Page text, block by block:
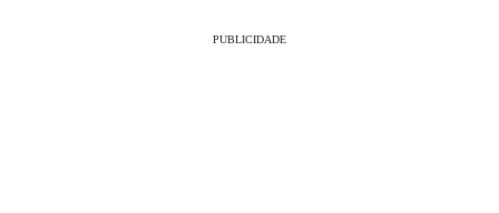
PUBLICIDADE